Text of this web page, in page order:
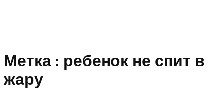
Метка : ребенок не спит в
жару